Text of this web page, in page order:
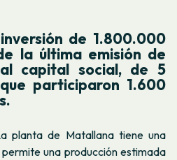
de 1.800.000
la última emisión de
capital social, de 5
participaron 1.600
planta de Matallana tiene una
una producción estimada